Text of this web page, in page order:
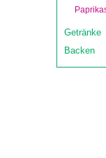
Getränke
Backen